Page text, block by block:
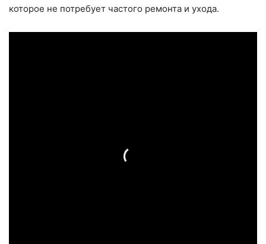
которое не потребует частого ремонта и ухода.